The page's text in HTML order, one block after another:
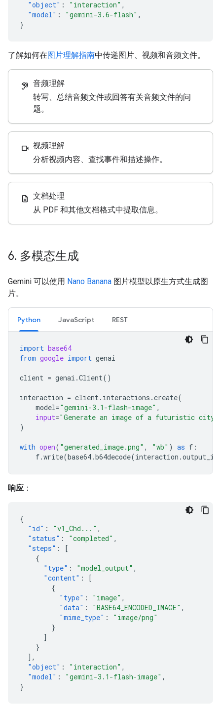
"object" : "interaction" ,
"model" : "gemini-3.6-flash" ,
}
了解如何在图片理解指南中传递图片、视频和音频文件。
hearing 音频理解
转写、总结音频文件或回答有关音频文件的问
题。
videocam 视频理解
分析视频内容、查找事件和描述操作。
description 文档处理
从 PDF 和其他文档格式中提取信息。
6. 多模态生成
Gemini 可以使用 Nano Banana 图片模型以原生方式生成图
片。
Python JavaScript REST
import base64
from google import genai
client = genai .Client()
interaction = client. interactions .create(
model="gemini-3.1-flash-image" ,
input="Generate an image of a futuristic city
)
with open( "generated_image.png" , "wb" ) as f :
f.write(base64.b64decode(interaction .
响应 ：
{
"id" : "v1_Chd..." ,
"status" : "completed" ,
"steps" :
[
{
"type" : "model_output" ,
"content" :
[
{
"type" : "image" ,
"data" : "BASE64_ENCODED_IMAGE" ,
"mime_type" :
"image/png"
}
]
}
],
"object" : "interaction" ,
"model" : "gemini-3.1-flash-image" ,
}